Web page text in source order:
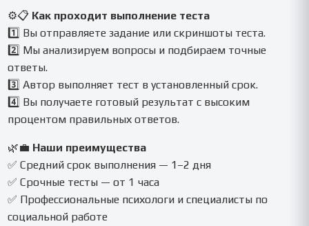
⚙️📋 Как проходит выполнение теста
1️⃣ Вы отправляете задание или скриншоты теста.
2️⃣ Мы анализируем вопросы и подбираем точные
ответы.
3️⃣ Автор выполняет тест в установленный срок.
4️⃣ Вы получаете готовый результат с высоким
процентом правильных ответов.
🌿💼 Наши преимущества
✅ Средний срок выполнения — 1–2 дня
✅ Срочные тесты — от 1 часа
✅ Профессиональные психологи и специалисты по
социальной работе